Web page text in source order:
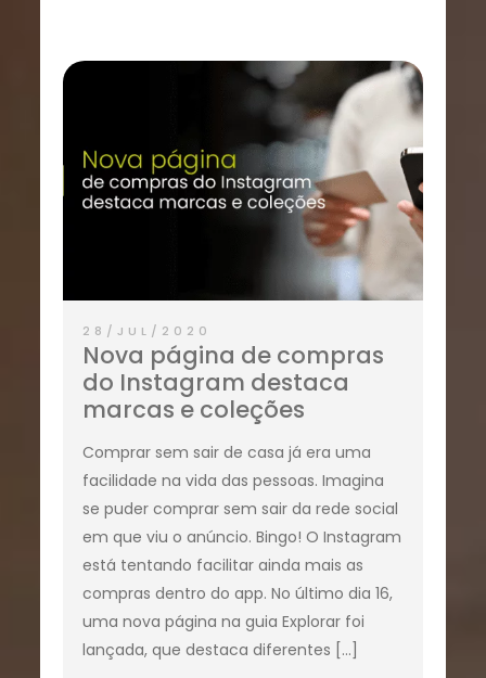
28/JUL/2020
Nova página de compras
do Instagram destaca
marcas e coleções
Comprar sem sair de casa já era uma
facilidade na vida das pessoas. Imagina
se puder comprar sem sair da rede social
em que viu o anúncio. Bingo! O Instagram
está tentando facilitar ainda mais as
compras dentro do app. No último dia 16,
uma nova página na guia Explorar foi
lançada, que destaca diferentes […]